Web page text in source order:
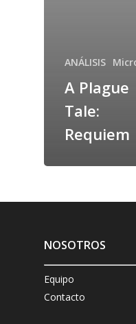
ANÁLISIS
A Plague
Tale:
Requiem
NOSOTROS
Equipo
Contacto